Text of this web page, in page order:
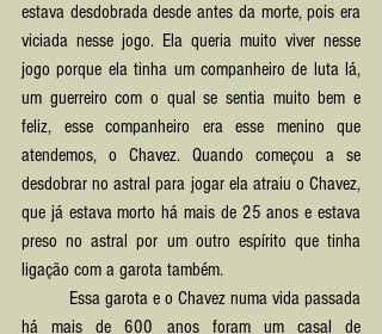
estava desdobrada desde antes da morte, pois era
viciada nesse jogo. Ela queria muito viver nesse
jogo porque ela tinha um companheiro de luta lá,
um guerreiro com o qual se sentia muito bem e
feliz, esse companheiro era esse menino que
atendemos, o Chavez. Quando começou a se
desdobrar no astral para jogar ela atraiu o Chavez,
que já estava morto há mais de 25 anos e estava
preso no astral por um outro espírito que tinha
ligação com a garota também.
há mais de 600 anos foram um casal de